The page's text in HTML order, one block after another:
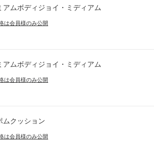
アムボディジョイ・ミディアム
は会員様のみ公開
アムボディジョイ・ミディアム
は会員様のみ公開
ムクッション
は会員様のみ公開